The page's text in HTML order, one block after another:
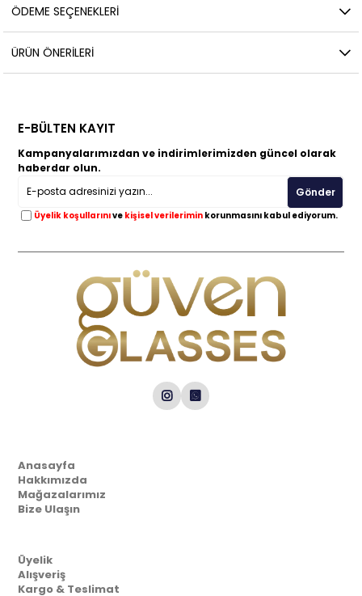
ÖDEME SEÇENEKLERI
ÜRÜN ÖNERILERI
E-BÜLTEN KAYIT
Kampanyalarımızdan ve indirimlerimizden güncel olarak
haberdar olun.
Gönder
Üyelik koşullarınıve kişisel verilerimin korunmasını kabul ediyorum.
Anasayfa
Hakkımızda
Mağazalarımız
Bize Ulaşın
Üyelik
Alışveriş
Kargo & Teslimat